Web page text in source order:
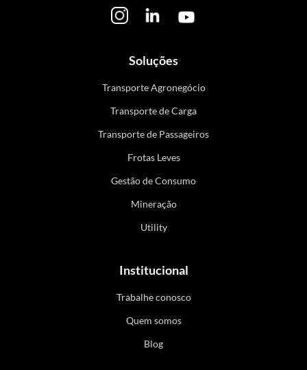
Soluções
Transporte Agronegócio
Transporte de Carga
Transporte de Passageiros
Frotas Leves
Gestão de Consumo
Mineração
Utility
Institucional
Trabalhe conosco
Quem somos
Blog